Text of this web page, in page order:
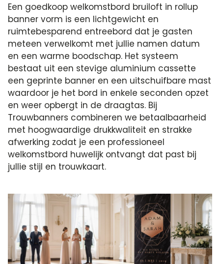
Een goedkoop welkomstbord bruiloft in rollup
banner vorm is een lichtgewicht en
ruimtebesparend entreebord dat je gasten
meteen verwelkomt met jullie namen datum
en een warme boodschap. Het systeem
bestaat uit een stevige aluminium cassette
een geprinte banner en een uitschuifbare mast
waardoor je het bord in enkele seconden opzet
en weer opbergt in de draagtas. Bij
Trouwbanners combineren we betaalbaarheid
met hoogwaardige drukkwaliteit en strakke
afwerking zodat je een professioneel
welkomstbord huwelijk ontvangt dat past bij
jullie stijl en trouwkaart.